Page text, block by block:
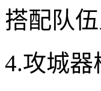
搭配队
4.攻城器